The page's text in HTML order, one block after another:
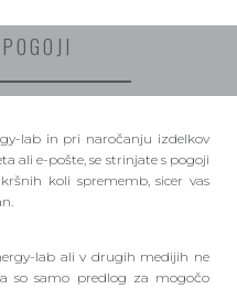
lab in pri naročanju izdelkov
ali e-pošte, se strinjate s pogoji
koli sprememb, sicer vas
lab ali v drugih medijih ne
so samo predlog za mogočo